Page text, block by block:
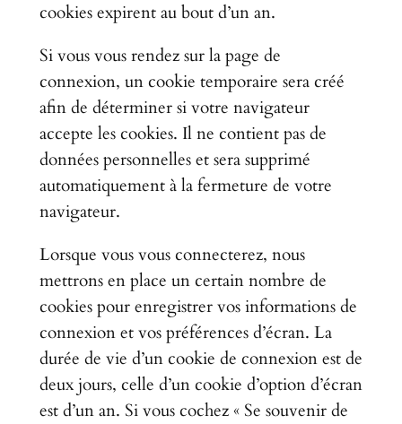
cookies expirent au bout d’un an.
Si vous vous rendez sur la page de
connexion, un cookie temporaire sera créé
afin de déterminer si votre navigateur
accepte les cookies. Il ne contient pas de
données personnelles et sera supprimé
automatiquement à la fermeture de votre
navigateur.
Lorsque vous vous connecterez, nous
mettrons en place un certain nombre de
cookies pour enregistrer vos informations de
connexion et vos préférences d’écran. La
durée de vie d’un cookie de connexion est de
deux jours, celle d’un cookie d’option d’écran
est d’un an. Si vous cochez « Se souvenir de